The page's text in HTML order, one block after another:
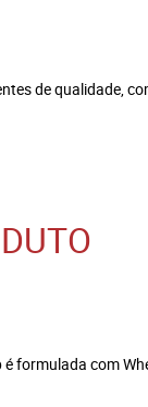
de qualidade,
formulada com